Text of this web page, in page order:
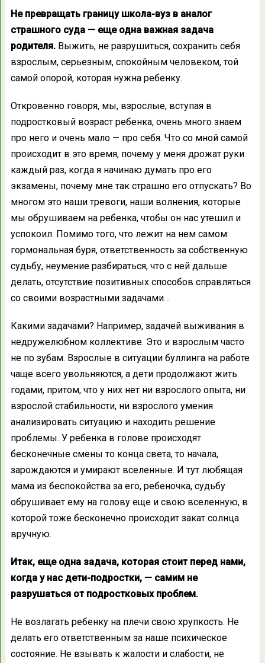
Не превращать границу школа-вуз в аналог
страшного суда — еще одна важная задача
родителя. Выжить, не разрушиться, сохранить себя
взрослым, серьезным, спокойным человеком, той
самой опорой, которая нужна ребенку.
Откровенно говоря, мы, взрослые, вступая в
подростковый возраст ребенка, очень много знаем
про него и очень мало — про себя. Что со мной самой
происходит в это время, почему у меня дрожат руки
каждый раз, когда я начинаю думать про его
экзамены, почему мне так страшно его отпускать? Во
многом это наши тревоги, наши волнения, которые
мы обрушиваем на ребенка, чтобы он нас утешил и
успокоил. Помимо того, что лежит на нем самом:
гормональная буря, ответственность за собственную
судьбу, неумение разбираться, что с ней дальше
делать, отсутствие позитивных способов справляться
со своими возрастными задачами…
Какими задачами? Например, задачей выживания в
недружелюбном коллективе. Это и взрослым часто
не по зубам. Взрослые в ситуации буллинга на работе
чаще всего увольняются, а дети продолжают жить
годами, притом, что у них нет ни взрослого опыта, ни
взрослой стабильности, ни взрослого умения
анализировать ситуацию и находить решение
проблемы. У ребенка в голове происходят
бесконечные смены то конца света, то начала,
зарождаются и умирают вселенные. И тут любящая
мама из беспокойства за его, ребеночка, судьбу
обрушивает ему на голову еще и свою вселенную, в
которой тоже бесконечно происходит закат солнца
вручную.
Итак, еще одна задача, которая стоит перед нами,
когда у нас дети-подростки, — самим не
разрушаться от подростковых проблем.
Не возлагать ребенку на плечи свою хрупкость. Не
делать его ответственным за наше психическое
состояние. Не взывать к жалости и слабости, не